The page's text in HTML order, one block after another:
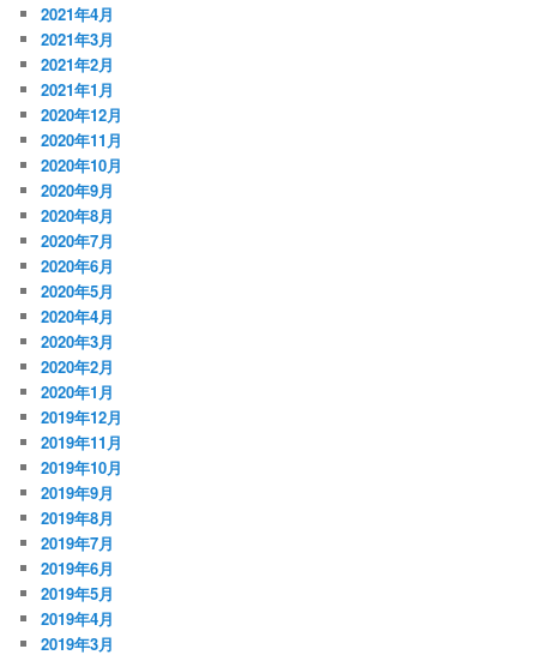
2021年4月
2021年3月
2021年2月
2021年1月
2020年12月
2020年11月
2020年10月
2020年9月
2020年8月
2020年7月
2020年6月
2020年5月
2020年4月
2020年3月
2020年2月
2020年1月
2019年12月
2019年11月
2019年10月
2019年9月
2019年8月
2019年7月
2019年6月
2019年5月
2019年4月
2019年3月